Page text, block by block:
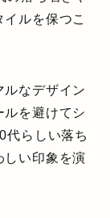
ルを保つこ
ルなデザイン
ルを避けてシ
代らしい落ち
しい印象を演